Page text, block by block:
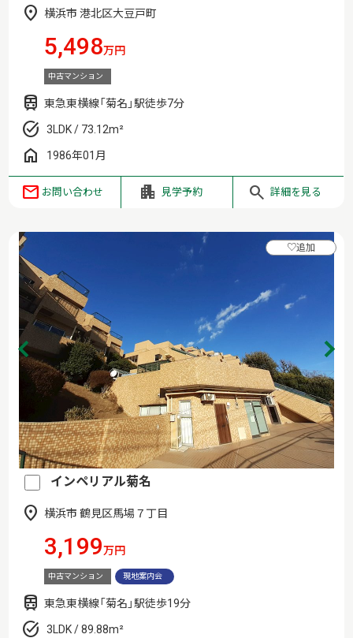
横浜市 港北区大豆戸町
5,498万円
中古マンション
東急東横線「菊名」駅徒歩7分
3LDK / 73.12m²
1986年01月
お問い合わせ 見学予約 詳細を見る
インペリアル菊名
横浜市 鶴見区馬場７丁目
3,199万円
中古マンション 現地案内会
東急東横線「菊名」駅徒歩19分
3LDK / 89.88m²
♡追加